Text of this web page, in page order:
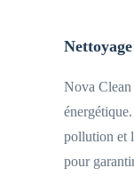
Nova Clean
pollution et
pour